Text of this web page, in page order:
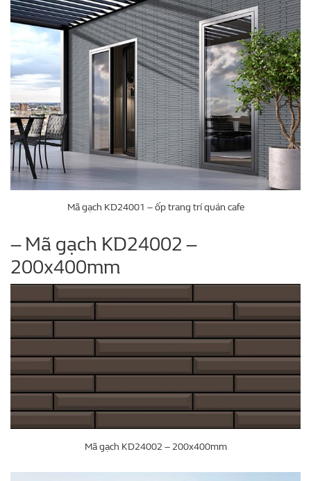
Mã gạch KD24001 – ốp trang trí quán cafe
– Mã gạch KD24002 –
200x400mm
Mã gạch KD24002 – 200x400mm